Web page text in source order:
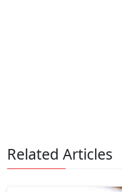
Related Articles